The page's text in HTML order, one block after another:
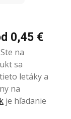
0,45 €
na
sa
letáky a
na
je hľadanie